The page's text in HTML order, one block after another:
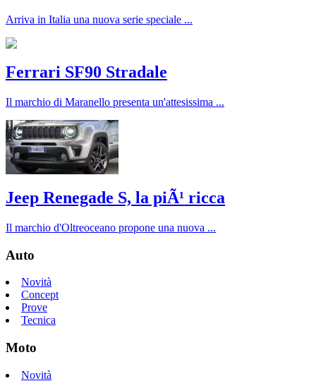
Arriva in Italia una nuova serie speciale ...
Ferrari SF90 Stradale
Il marchio di Maranello presenta un'attesissima ...
Jeep Renegade S, la piÃ¹ ricca
Il marchio d'Oltreoceano propone una nuova ...
Auto
Novità
Concept
Prove
Tecnica
Moto
Novità